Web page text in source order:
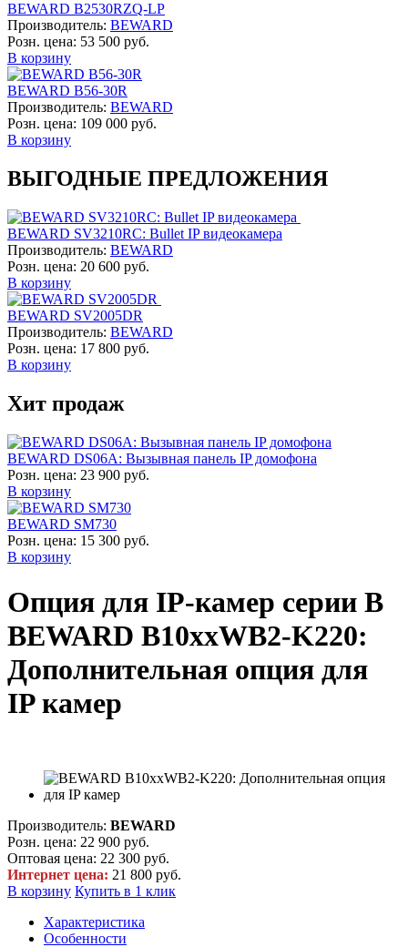
BEWARD B2530RZQ-LP
Производитель: BEWARD
Розн. цена: 53 500 руб.
В корзину
BEWARD B56-30R
Производитель: BEWARD
Розн. цена: 109 000 руб.
В корзину
ВЫГОДНЫЕ ПРЕДЛОЖЕНИЯ
BEWARD SV3210RC: Bullet IP видеокамера
Производитель: BEWARD
Розн. цена: 20 600 руб.
В корзину
BEWARD SV2005DR
Производитель: BEWARD
Розн. цена: 17 800 руб.
В корзину
Хит продаж
BEWARD DS06A: Вызывная панель IP домофона
Розн. цена: 23 900 руб.
В корзину
BEWARD SM730
Розн. цена: 15 300 руб.
В корзину
Опция для IP-камер серии B
BEWARD B10xxWB2-K220:
Дополнительная опция для
IP камер
Производитель: BEWARD
Розн. цена: 22 900 руб.
Оптовая цена: 22 300 руб.
Интернет цена: 21 800 руб.
В корзину Купить в 1 клик
Характеристика
Особенности